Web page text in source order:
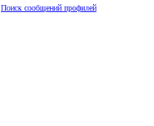
Поиск сообщений профилей